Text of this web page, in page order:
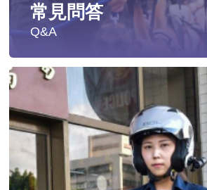
常見問答
Q&A
遭受性侵害時，可向哪些單位求助
發生性侵害案件後，我可以請社
發生性侵害案件後，我需要去驗
遇到性騷擾案件之處理？